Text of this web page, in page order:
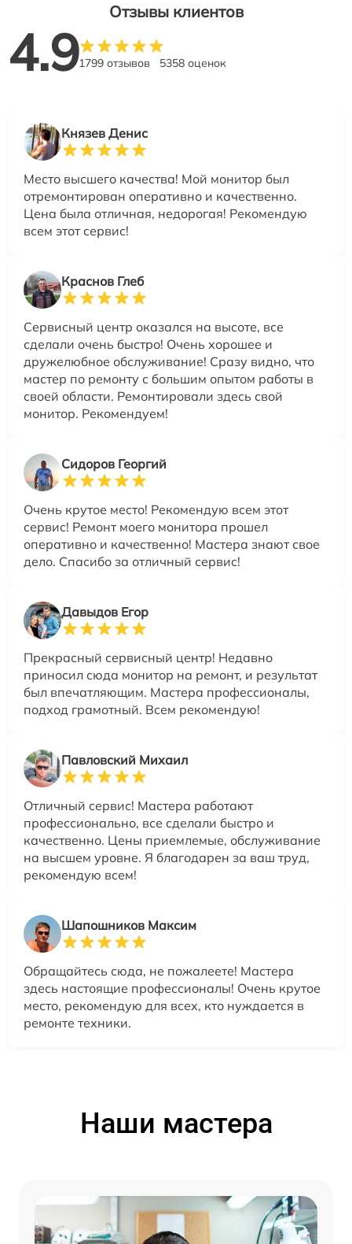
Отзывы клиентов
4.91799 отзывов 5358 оценок
Князев Денис
Место высшего качества! Мой монитор был
отремонтирован оперативно и качественно.
Цена была отличная, недорогая! Рекомендую
всем этот сервис!
Краснов Глеб
Сервисный центр оказался на высоте, все
сделали очень быстро! Очень хорошее и
дружелюбное обслуживание! Сразу видно, что
мастер по ремонту с большим опытом работы в
своей области. Ремонтировали здесь свой
монитор. Рекомендуем!
Сидоров Георгий
Очень крутое место! Рекомендую всем этот
сервис! Ремонт моего монитора прошел
оперативно и качественно! Мастера знают свое
дело. Спасибо за отличный сервис!
Давыдов Егор
Прекрасный сервисный центр! Недавно
приносил сюда монитор на ремонт, и результат
был впечатляющим. Мастера профессионалы,
подход грамотный. Всем рекомендую!
Павловский Михаил
Отличный сервис! Мастера работают
профессионально, все сделали быстро и
качественно. Цены приемлемые, обслуживание
на высшем уровне. Я благодарен за ваш труд,
рекомендую всем!
Шапошников Максим
Обращайтесь сюда, не пожалеете! Мастера
здесь настоящие профессионалы! Очень крутое
место, рекомендую для всех, кто нуждается в
ремонте техники.
Наши мастера